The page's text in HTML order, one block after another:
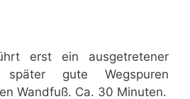
erst ein ausgetretener
gute Wegspuren
Wandfuß. Ca. 30 Minuten.